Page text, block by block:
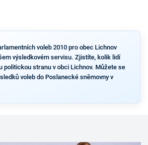
voleb 2010 pro obec Lichnov
výsledkovém servisu. Zjistíte, kolik lidí
politickou stranu v obci Lichnov. Můžete se
voleb do Poslanecké sněmovny v